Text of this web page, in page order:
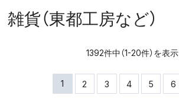
雑貨（東都工房など）
1392件中（1-20件）を表示
1 2 3 4 5 6